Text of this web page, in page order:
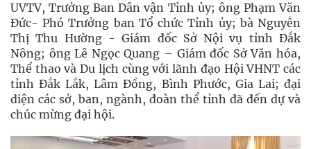
UVTV, Trưởng Ban Dân vận Tỉnh ủy; ông Phạm Văn
Đức- Phó Trưởng ban Tổ chức Tỉnh ủy; bà Nguyễn
Thị Thu Hường - Giám đốc Sở Nội vụ tỉnh Đắk
Nông; ông Lê Ngọc Quang – Giám đốc Sở Văn hóa,
Thể thao và Du lịch cùng với lãnh đạo Hội VHNT các
tỉnh Ðắk Lắk, Lâm Ðồng, Bình Phước, Gia Lai; đại
diện các sở, ban, ngành, đoàn thể tỉnh đã đến dự và
chúc mừng đại hội.